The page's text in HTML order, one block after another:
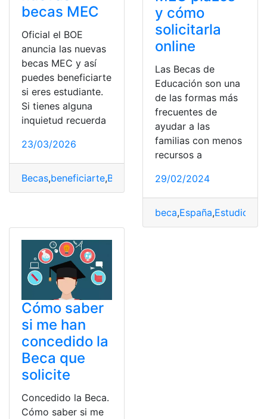
becas MEC
Oficial el BOE
anuncia las nuevas
becas MEC y así
puedes beneficiarte
si eres estudiante.
Si tienes alguna
inquietud recuerda
23/03/2026
Becas,beneficiarte,BOE estudiante,MEC,Oficial
y cómo
solicitarla
online
Las Becas de
Educación son una
de las formas más
frecuentes de
ayudar a las
familias con menos
recursos a
29/02/2024
beca,España,Estudios
Cómo saber
si me han
concedido la
Beca que
solicite
Concedido la Beca.
Cómo saber si me